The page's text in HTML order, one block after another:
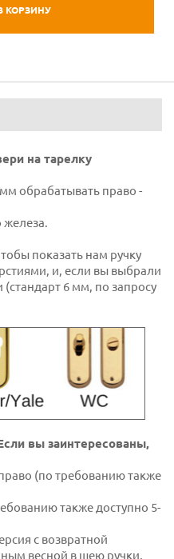
КОРЗИНУ
на тарелку
обрабатывать право -
железа.
показать нам ручку
и, если вы выбрали
(стандарт 6 мм, по запросу
вы заинтересованы,
(по требованию также
также доступно 5-
с возвратной
весной в шею ручки,